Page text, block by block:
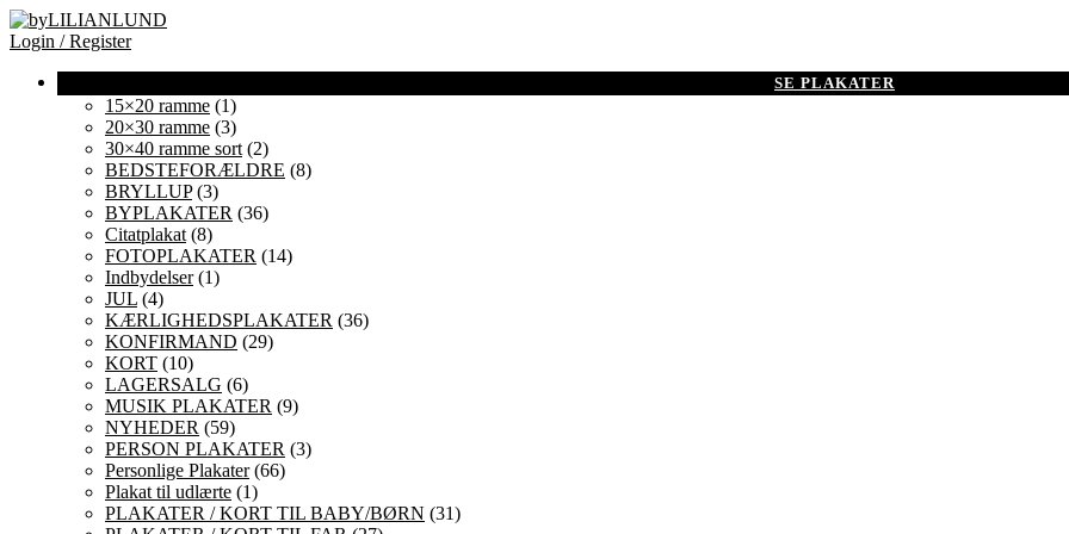
Login / Register
15×20 ramme (1)
20×30 ramme (3)
30×40 ramme sort (2)
BEDSTEFORÆLDRE (8)
BRYLLUP(3)
BYPLAKATER (36)
Citatplakat (8)
FOTOPLAKATER (14)
Indbydelser(1)
JUL (4)
KÆRLIGHEDSPLAKATER (36)
KONFIRMAND (29)
KORT (10)
LAGERSALG (6)
MUSIK PLAKATER (9)
NYHEDER (59)
PERSON PLAKATER (3)
Personlige Plakater(66)
Plakat til udlærte (1)
PLAKATER / KORT TIL BABY/BØRN (31)